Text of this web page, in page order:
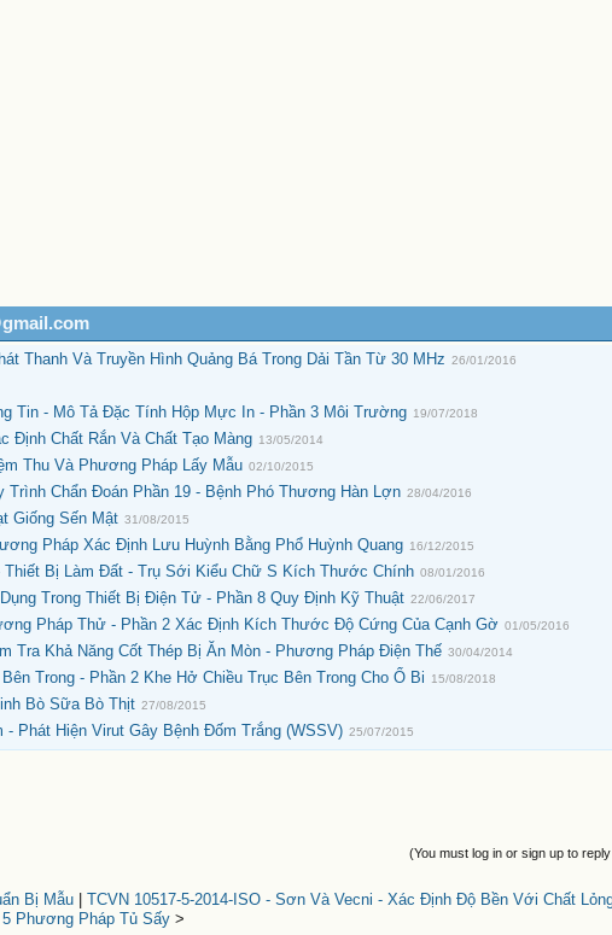
Thanh Và Truyền Hình Quảng Bá Trong Dải Tần Từ 30 MHz 26/01/2016
Tin - Mô Tả Đặc Tính Hộp Mực In - Phần 3 Môi Trường 19/07/2018
Định Chất Rắn Và Chất Tạo Màng 13/05/2014
Thu Và Phương Pháp Lấy Mẫu 02/10/2015
Trình Chẩn Đoán Phần 19 - Bệnh Phó Thương Hàn Lợn 28/04/2016
Giống Sến Mật 31/08/2015
Pháp Xác Định Lưu Huỳnh Bằng Phổ Huỳnh Quang 16/12/2015
Thiết Bị Làm Đất - Trụ Sới Kiểu Chữ S Kích Thước Chính 08/01/2016
Trong Thiết Bị Điện Tử - Phần 8 Quy Định Kỹ Thuật 22/06/2017
Pháp Thử - Phần 2 Xác Định Kích Thước Độ Cứng Của Cạnh Gờ 01/05/2016
Tra Khả Năng Cốt Thép Bị Ăn Mòn - Phương Pháp Điện Thế 30/04/2014
Trong - Phần 2 Khe Hở Chiều Trục Bên Trong Cho Ổ Bi 15/08/2018
Bò Sữa Bò Thịt 27/08/2015
- Phát Hiện Virut Gây Bệnh Đốm Trắng (WSSV) 25/07/2015
(You must log in or sign up to
Bị Mẫu| TCVN 10517-5-2014-ISO - Sơn Và Vecni - Xác Định Độ Bền Với Chất
5 Phương Pháp Tủ Sấy>